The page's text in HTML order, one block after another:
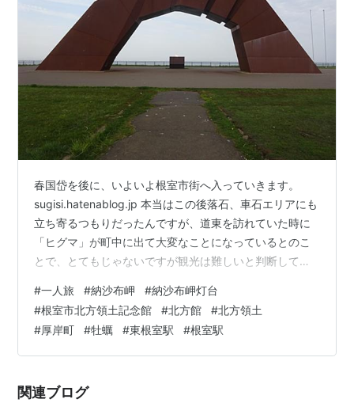
春国岱を後に、いよいよ根室市街へ入っていきます。
sugisi.hatenablog.jp 本当はこの後落石、車石エリアにも
立ち寄るつもりだったんですが、道東を訪れていた時に
「ヒグマ」が町中に出て大変なことになっているとのこ
とで、とてもじゃないですが観光は難しいと判断して訪
でこのまま久しぶりに一気に現在の日本の最東端「納沙
布」岬まで車を走らせようと思います. もう一つのサイト
も更新中♪ sugisi.hatenablog.com 日本最東端の地「納沙
布岬」へ 納沙布岬灯台が現日本最東端の地になります 北
#一人旅 #納沙布岬 #納沙布岬灯台
#根室市北方領土記念館 #北方館 #北方領土
#厚岸町 #牡蠣 #東根室駅 #根室駅
関連ブログ